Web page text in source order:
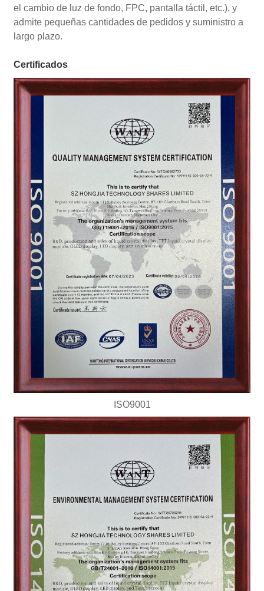
el cambio de luz de fondo, FPC, pantalla táctil, etc.), y
admite pequeñas cantidades de pedidos y suministro a
largo plazo.
Certificados
ISO9001